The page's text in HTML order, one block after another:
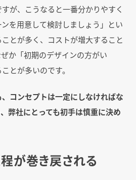
が、こうなると一番分かりやすく
を用意して検討しましょう」とい
とが多く、コストが増大すること
か「初期のデザインの方がい
とが多いのです。
コンセプトは一定にしなければな
弊社にとっても初手は慎重に決め
が巻き戻される